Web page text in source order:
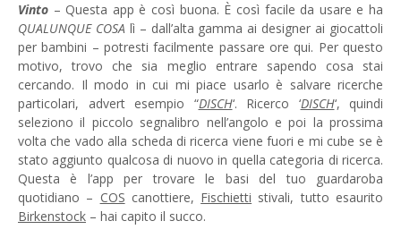
Vinto – Questa app è così buona. È così facile da usare e ha
QUALUNQUE COSA lì – dall’alta gamma ai designer ai giocattoli
per bambini – potresti facilmente passare ore qui. Per questo
motivo, trovo che sia meglio entrare sapendo cosa stai
cercando. Il modo in cui mi piace usarlo è salvare ricerche
particolari, advert esempio “DISCH‘. Ricerco ‘DISCH‘, quindi
seleziono il piccolo segnalibro nell’angolo e poi la prossima
volta che vado alla scheda di ricerca viene fuori e mi cube se è
stato aggiunto qualcosa di nuovo in quella categoria di ricerca.
Questa è l’app per trovare le basi del tuo guardaroba
quotidiano – COS canottiere, Fischietti stivali, tutto esaurito
Birkenstock – hai capito il succo.